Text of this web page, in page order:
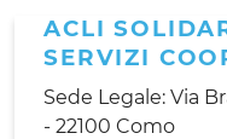
ACLI
SERVIZI
Sede Legale: Via
- 22100 Como